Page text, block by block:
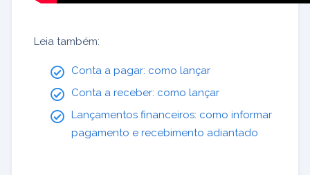
Leia também:
Conta a pagar: como lançar
Conta a receber: como lançar
Lançamentos financeiros: como informar
pagamento e recebimento adiantado